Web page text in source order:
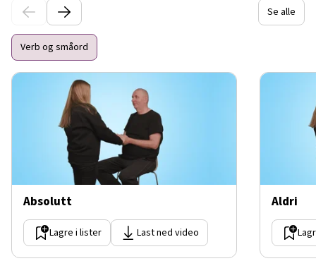
Se alle
Verb og småord
Absolutt
Lagre i lister Last ned video
Aldri